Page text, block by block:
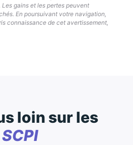
gains et les pertes peuvent
En poursuivant votre navigation,
connaissance de cet avertissement,
loin sur les
SCPI